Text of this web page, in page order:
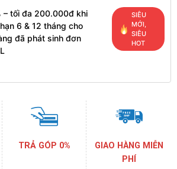
– tối đa 200.000đ khi
6 & 12 tháng cho
đã phát sinh đơn
SIÊU
MỚI,
SIÊU
HOT
TRẢ GÓP 0%
GIAO HÀNG MIỄN
PHÍ